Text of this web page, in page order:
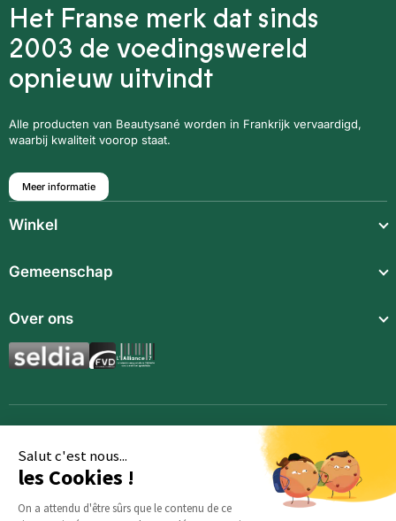
Salut c'est nous...
les Cookies !
On a attendu d'être sûrs que le contenu de ce
Het Franse merk dat sinds
2003 de voedingswereld
opnieuw uitvindt
Alle producten van Beautysané worden in Frankrijk vervaardigd,
waarbij kwaliteit voorop staat.
Meer informatie
Winkel
Voedings supplementen
Aromatische synergieën
Gemeenschap
Over ons